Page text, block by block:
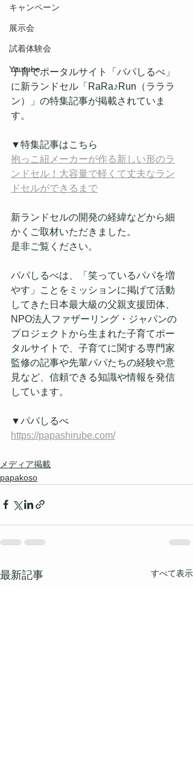
キャンペーン
展示会
試着体験会
Youtube
子育てポータルサイト「パパしるべ」
に新ランドセル「RaRa♪Run（ラララ
ン）」の特集記事が掲載されていま
す。
▼特集記事はこちら
抱っこ紐メーカーが作る新しい形のラ
ンドセル！大容量で軽くて丈夫なラン
ドセルができるまで
新ランドセルの開発の経緯などから細
かくご取材いただきました。
是非ご覧ください。
パパしるべは、「笑っているパパを増
やす」ことをミッションに掲げて活動
してきた日本最大級の父親支援団体、
NPO法人ファザーリング・ジャパンの
プロジェクトから生まれた子育てポー
タルサイトで、子育てに関する専門家
監修の記事や先輩パパたちの経験や意
見など、信頼できる知識や情報を発信
しています。
▼パパしるべ
https://papashirube.com/
メディア掲載
papakoso
最新記事 すべて表示